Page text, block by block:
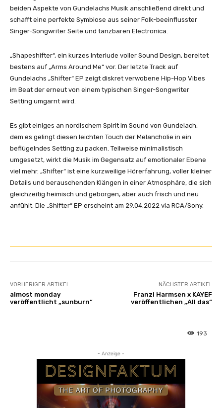
n
b
e
a
n
z
e
i
g
beiden Aspekte von Gundelachs Musik anschließend direkt und
schafft eine perfekte Symbiose aus seiner Folk-beeinflusster
Singer-Songwriter Seite und tanzbaren Electronica.
„Shapeshifter“, ein kurzes Interlude voller Sound Design, bereitet
bestens auf „Arms Around Me“ vor. Der letzte Track auf
Gundelachs „Shifter“ EP zeigt diskret verwobene Hip-Hop Vibes
im Beat der erneut von einem typischen Singer-Songwriter
Setting umgarnt wird.
Es gibt einiges an nordischem Spirit im Sound von Gundelach,
dem es gelingt diesen leichten Touch der Melancholie in ein
beflügelndes Setting zu packen. Teilweise minimalistisch
umgesetzt, wirkt die Musik im Gegensatz auf emotionaler Ebene
viel mehr. „Shifter“ ist eine kurzweilige Hörerfahrung, voller kleiner
Details und berauschenden Klängen in einer Atmosphäre, die sich
gleichzeitig heimisch und geborgen, aber auch frisch und neu
anfühlt. Die „Shifter“ EP erscheint am 29.04.2022 via RCA/Sony.
VORHERIGER ARTIKEL
almost monday
veröffentlicht „sunburn“
NÄCHSTER ARTIKEL
Franzi Harmsen x KAYEF
veröffentlichen „All das“
193
- Anzeige -